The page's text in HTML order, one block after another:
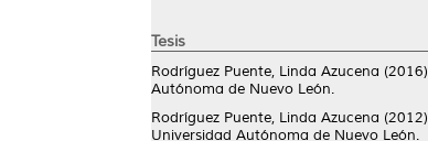
Tesis
Rodríguez Puente, Linda Azucena (2016)
Autónoma de Nuevo León.
Rodríguez Puente, Linda Azucena (2012)
Universidad Autónoma de Nuevo León.